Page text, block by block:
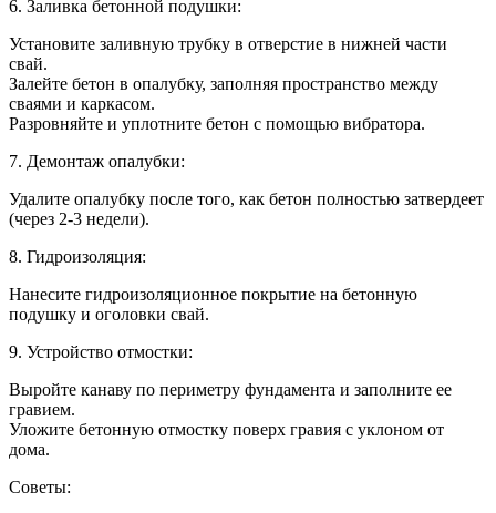
6. Заливка бетонной подушки:
Установите заливную трубку в отверстие в нижней части
свай.
Залейте бетон в опалубку, заполняя пространство между
сваями и каркасом.
Разровняйте и уплотните бетон с помощью вибратора.
7. Демонтаж опалубки:
Удалите опалубку после того, как бетон полностью затвердеет
(через 2-3 недели).
8. Гидроизоляция:
Нанесите гидроизоляционное покрытие на бетонную
подушку и оголовки свай.
9. Устройство отмостки:
Выройте канаву по периметру фундамента и заполните ее
гравием.
Уложите бетонную отмостку поверх гравия с уклоном от
дома.
Советы: